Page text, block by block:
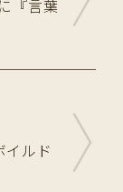
『言葉
イルド